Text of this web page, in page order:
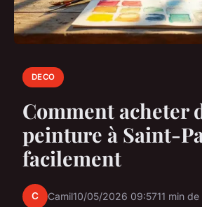
DECO
Comment acheter
peinture à Saint-
facilement
C Camil10/05/2026 09:5711 min